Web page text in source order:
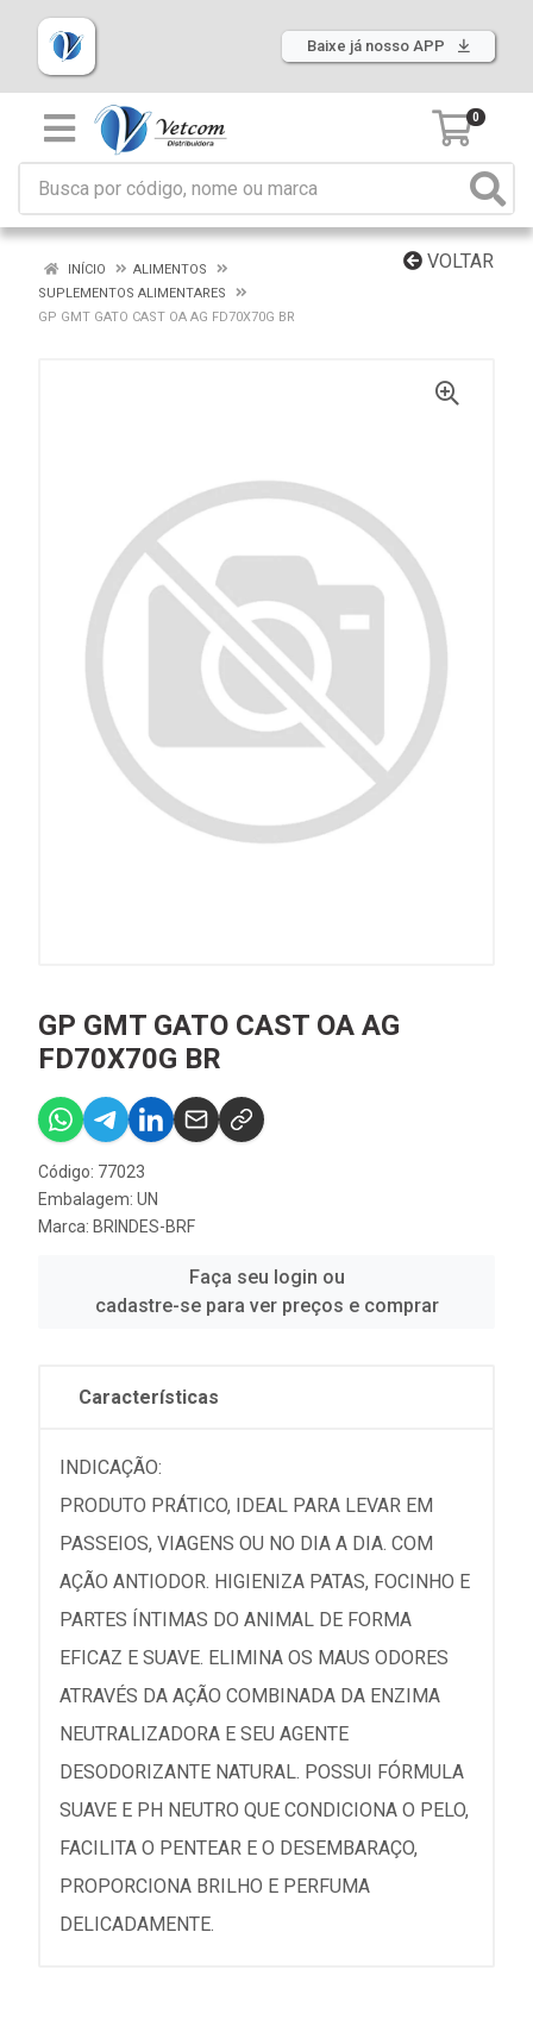
Baixe já nosso APP
0
VOLTAR
INÍCIO
ALIMENTOS
SUPLEMENTOS ALIMENTARES
GP GMT GATO CAST OA AG FD70X70G BR
GP GMT GATO CAST OA AG
FD70X70G BR
Código: 77023
Embalagem: UN
Marca: BRINDES-BRF
Faça seu login ou
cadastre-se para ver preços e comprar
Características
INDICAÇÃO:
PRODUTO PRÁTICO, IDEAL PARA LEVAR EM
PASSEIOS, VIAGENS OU NO DIA A DIA. COM
AÇÃO ANTIODOR. HIGIENIZA PATAS, FOCINHO E
PARTES ÍNTIMAS DO ANIMAL DE FORMA
EFICAZ E SUAVE. ELIMINA OS MAUS ODORES
ATRAVÉS DA AÇÃO COMBINADA DA ENZIMA
NEUTRALIZADORA E SEU AGENTE
DESODORIZANTE NATURAL. POSSUI FÓRMULA
SUAVE E PH NEUTRO QUE CONDICIONA O PELO,
FACILITA O PENTEAR E O DESEMBARAÇO,
PROPORCIONA BRILHO E PERFUMA
DELICADAMENTE.